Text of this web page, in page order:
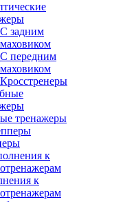
С задним
маховиком
С передним
маховиком
Кросстренеры
тренажеры
к